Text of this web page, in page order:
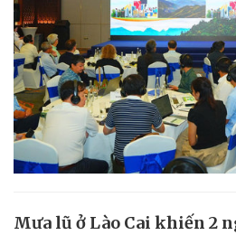
Mưa lũ ở Lào Cai khiến 2